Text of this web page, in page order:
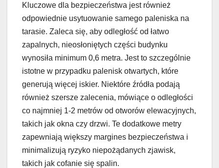
Kluczowe dla bezpieczeństwa jest również
odpowiednie usytuowanie samego paleniska na
tarasie. Zaleca się, aby odległość od łatwo
zapalnych, nieosłoniętych części budynku
wynosiła minimum 0,6 metra. Jest to szczególnie
istotne w przypadku palenisk otwartych, które
generują więcej iskier. Niektóre źródła podają
również szersze zalecenia, mówiące o odległości
co najmniej 1-2 metrów od otworów elewacyjnych,
takich jak okna czy drzwi. Te dodatkowe metry
zapewniają większy margines bezpieczeństwa i
minimalizują ryzyko niepożądanych zjawisk,
takich jak cofanie się spalin.